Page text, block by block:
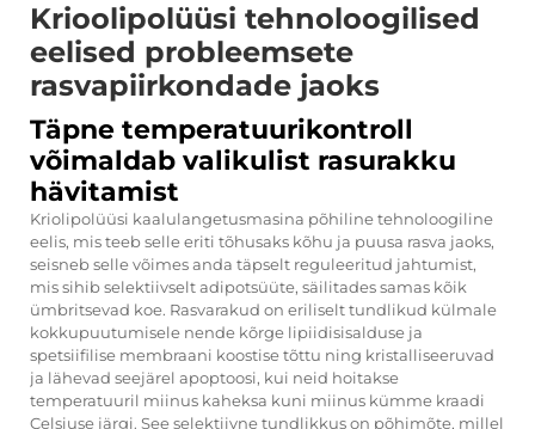
Krioolipolüüsi tehnoloogilised
eelised probleemsete
rasvapiirkondade jaoks
Täpne temperatuurikontroll
võimaldab valikulist rasurakku
hävitamist
Kriolipolüüsi kaalulangetusmasina põhiline tehnoloogiline
eelis, mis teeb selle eriti tõhusaks kõhu ja puusa rasva jaoks,
seisneb selle võimes anda täpselt reguleeritud jahtumist,
mis sihib selektiivselt adipotsüüte, säilitades samas kõik
ümbritsevad koe. Rasvarakud on eriliselt tundlikud külmale
kokkupuutumisele nende kõrge lipiidisisalduse ja
spetsiifilise membraani koostise tõttu ning kristalliseeruvad
ja lähevad seejärel apoptoosi, kui neid hoitakse
temperatuuril miinus kaheksa kuni miinus kümme kraadi
Celsiuse järgi. See selektiivne tundlikkus on põhimõte, millel